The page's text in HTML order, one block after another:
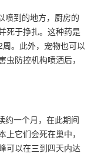
喷到的地方，厨房的
死于挣扎。这种药是
。此外，宠物也可以
虫防控机构喷洒后，
约一个月，在此期间
上它们会死在巢中，
可以在三到四天内达